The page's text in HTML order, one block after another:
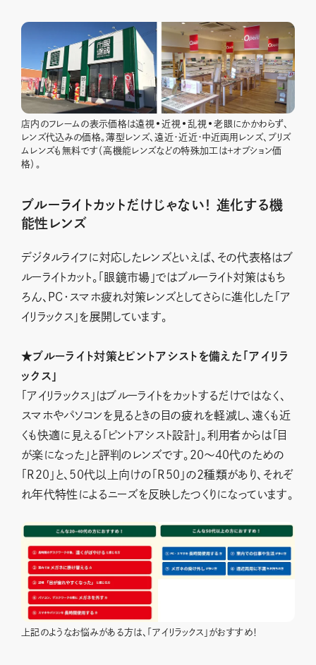
店内のフレームの表示価格は遠視•近視•乱視•老眼にかかわらず、
レンズ代込みの価格。薄型レンズ、遠近・近近・中近両用レンズ、プリズ
ムレンズも無料です（高機能レンズなどの特殊加工は＋オプション価
格）。
ブルーライトカットだけじゃない！ 進化する機
能性レンズ
デジタルライフに対応したレンズといえば、その代表格はブ
ルーライトカット。「眼鏡市場」ではブルーライト対策はもち
ろん、PC・スマホ疲れ対策レンズとしてさらに進化した「ア
イリラックス」を展開しています。
★ブルーライト対策とピントアシストを備えた「アイリラ
ックス」
「アイリラックス」はブルーライトをカットするだけではなく、
スマホやパソコンを見るときの目の疲れを軽減し、遠くも近
くも快適に見える「ピントアシスト設計」。利用者からは「目
が楽になった」と評判のレンズです。20～40代のための
「R20」と、50代以上向けの「R50」の2種類があり、それぞ
れ年代特性によるニーズを反映したつくりになっています。
上記のようなお悩みがある方は、「アイリラックス」がおすすめ！